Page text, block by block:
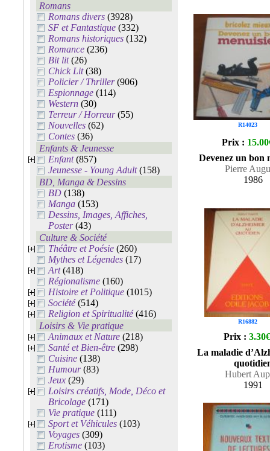
Romans
Romans divers (3928)
SF et Fantastique (332)
Romans historiques (132)
Romance (236)
Bit lit(26)
Chick Lit(38)
Policier / Thriller(906)
Espionnage (114)
Western (30)
Terreur / Horreur(55)
Nouvelles (62)
Contes (36)
Enfants & Jeunesse
Enfant(857)
Jeunesse - Young Adult(158)
BD, Manga & Dessins
BD (138)
Manga (153)
Dessins, Images, Affiches,
Poster(43)
Culture & Société
Théâtre et Poésie (260)
Mythes et Légendes (17)
Art(418)
Régionalisme (160)
Histoire et Politique (1015)
Société(514)
Religion et Spiritualité(416)
Loisirs & Vie pratique
Animaux et Nature (218)
Santé et Bien-être (298)
Cuisine (138)
Humour(83)
Jeux (29)
Loisirs créatifs, Mode, Déco et
Bricolage (171)
Vie pratique (111)
Sport et Véhicules (103)
Voyages (309)
Erotisme (103)
R14023
Prix :
Devenez un bon
Pierre
1986
R16882
Prix : 3.30€
La maladie
Hubert
1991